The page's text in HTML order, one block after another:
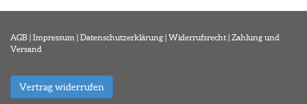
AGB | Impressum | Datenschutzerklärung | Widerrufsrecht | Zahlung und
Versand
Vertrag widerrufen